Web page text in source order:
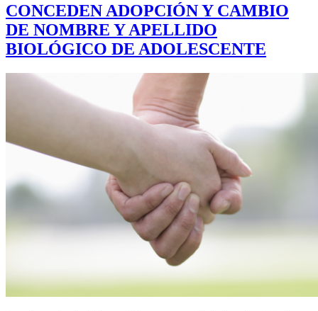
CONCEDEN ADOPCIÓN Y CAMBIO
DE NOMBRE Y APELLIDO
BIOLÓGICO DE ADOLESCENTE